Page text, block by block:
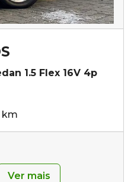
1.5 Flex 16V 4p
km
Ver mais